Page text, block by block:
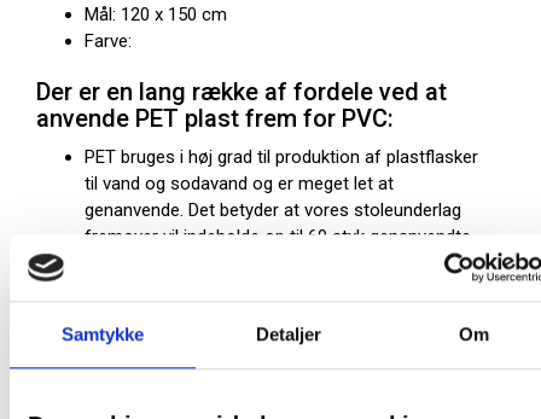
Samtykke Detaljer Om
Mål: 120 x 150 cm
Farve:
Der er en lang række af fordele ved at
anvende PET plast frem for PVC:
PET bruges i høj grad til produktion af plastflasker
til vand og sodavand og er meget let at
genanvende. Det betyder at vores stoleunderlag
fremover vil indeholde op til 60 styk genanvendte
plastflasker. Det er 60 styk plastflasker som ikke
Det betyder at vi ikke længere er nødt til at
producere stoleunderlag i 3,6 mm. tykkelser for at